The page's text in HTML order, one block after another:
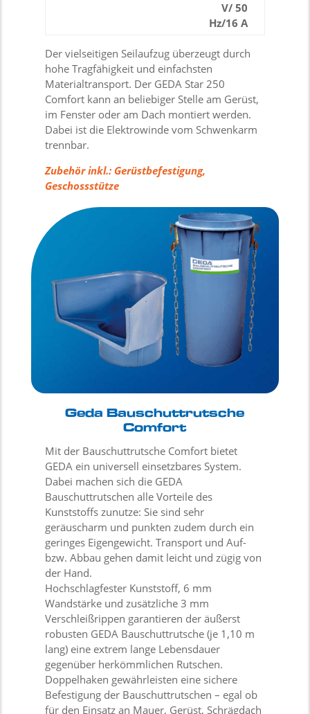
V/ 50
Hz/16 A
Der vielseitigen Seilaufzug überzeugt durch
hohe Tragfähigkeit und einfachsten
Materialtransport. Der GEDA Star 250
Comfort kann an beliebiger Stelle am Gerüst,
im Fenster oder am Dach montiert werden.
Dabei ist die Elektrowinde vom Schwenkarm
trennbar.
Zubehör inkl.: Gerüstbefestigung,
Geschossstütze
Geda Bauschuttrutsche
Comfort
Mit der Bauschuttrutsche Comfort bietet
GEDA ein universell einsetzbares System.
Dabei machen sich die GEDA
Bauschuttrutschen alle Vorteile des
Kunststoffs zunutze: Sie sind sehr
geräuscharm und punkten zudem durch ein
geringes Eigengewicht. Transport und Auf-
bzw. Abbau gehen damit leicht und zügig von
der Hand.
Hochschlagfester Kunststoff, 6 mm
Wandstärke und zusätzliche 3 mm
Verschleißrippen garantieren der äußerst
robusten GEDA Bauschuttrutsche (je 1,10 m
lang) eine extrem lange Lebensdauer
gegenüber herkömmlichen Rutschen.
Doppelhaken gewährleisten eine sichere
Befestigung der Bauschuttrutschen – egal ob
für den Einsatz an Mauer, Gerüst, Schrägdach